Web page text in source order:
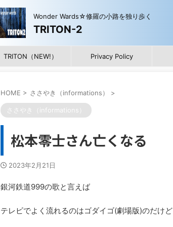
Wonder Wards☆修羅の小路を独り歩く
TRITON-2
TRITON（NEW!） Privacy Policy
HOME > ささやき（informations） >
ささやき（informations）
松本零士さん亡くなる
2023年2月21日
銀河鉄道999の歌と言えば
テレビでよく流れるのはゴダイゴ(劇場版)のだけど